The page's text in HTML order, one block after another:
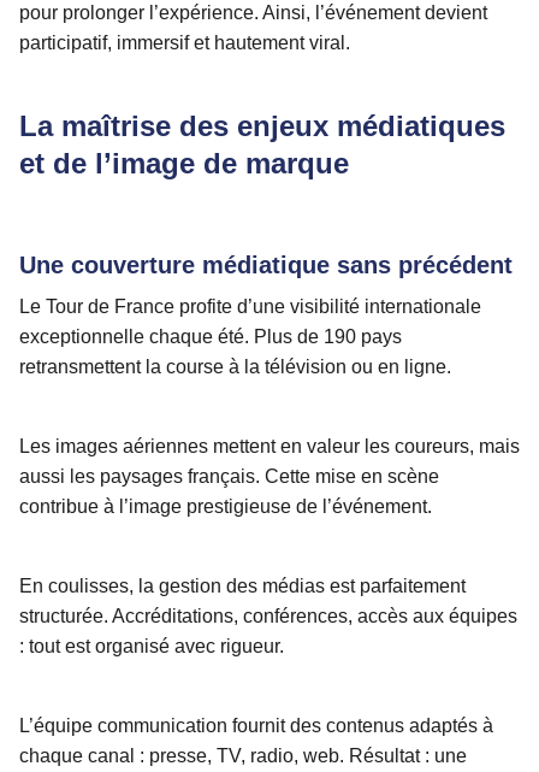
pour prolonger l’expérience. Ainsi, l’événement devient
participatif, immersif et hautement viral.
La maîtrise des enjeux médiatiques
et de l’image de marque
Une couverture médiatique sans précédent
Le Tour de France profite d’une visibilité internationale
exceptionnelle chaque été. Plus de 190 pays
retransmettent la course à la télévision ou en ligne.
Les images aériennes mettent en valeur les coureurs, mais
aussi les paysages français. Cette mise en scène
contribue à l’image prestigieuse de l’événement.
En coulisses, la gestion des médias est parfaitement
structurée. Accréditations, conférences, accès aux équipes
: tout est organisé avec rigueur.
L’équipe communication fournit des contenus adaptés à
chaque canal : presse, TV, radio, web. Résultat : une